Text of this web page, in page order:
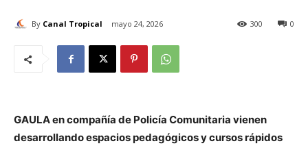
By Canal Tropical mayo 24, 2026 0
300
GAULA en compañía de Policía Comunitaria vienen
desarrollando espacios pedagógicos y cursos rápidos